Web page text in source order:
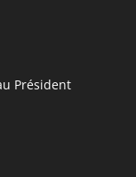
Président